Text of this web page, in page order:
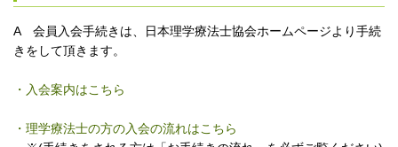
A 会員入会手続きは、日本理学療法士協会ホームページより手続
きをして頂きます。
・入会案内はこちら
・理学療法士の方の入会の流れはこちら